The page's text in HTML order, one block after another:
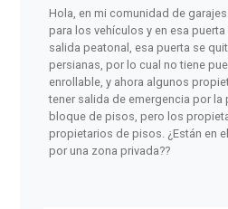
Hola, en mi comunidad de
para los vehículos y en esa
salida peatonal, esa puerta se
persianas, por lo cual no tiene
enrollable, y ahora algunos
tener salida de emergencia por la
bloque de pisos, pero los
propietarios de pisos. ¿Están en
por una zona privada??